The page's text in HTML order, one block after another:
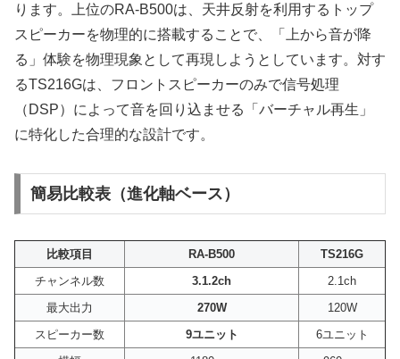
ります。上位のRA-B500は、天井反射を利用するトップ
スピーカーを物理的に搭載することで、「上から音が降
る」体験を物理現象として再現しようとしています。対す
るTS216Gは、フロントスピーカーのみで信号処理
（DSP）によって音を回り込ませる「バーチャル再生」
に特化した合理的な設計です。
簡易比較表（進化軸ベース）
比較項目 RA-B500
TS216G
チャンネル数
3.1.2ch
2.1ch
最大出力
270W
120W
スピーカー数
9ユニット
6ユニット